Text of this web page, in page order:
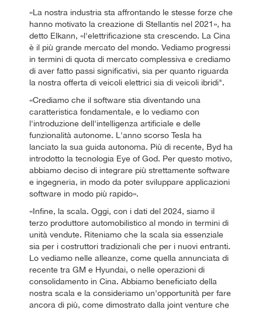
«La nostra industria sta affrontando le stesse forze che
hanno motivato la creazione di Stellantis nel 2021», ha
detto Elkann, «l'elettrificazione sta crescendo. La Cina
è il più grande mercato del mondo. Vediamo progressi
in termini di quota di mercato complessiva e crediamo
di aver fatto passi significativi, sia per quanto riguarda
la nostra offerta di veicoli elettrici sia di veicoli ibridi".
«Crediamo che il software stia diventando una
caratteristica fondamentale, e lo vediamo con
l'introduzione dell'intelligenza artificiale e delle
funzionalità autonome. L'anno scorso Tesla ha
lanciato la sua guida autonoma. Più di recente, Byd ha
introdotto la tecnologia Eye of God. Per questo motivo,
abbiamo deciso di integrare più strettamente software
e ingegneria, in modo da poter sviluppare applicazioni
software in modo più rapido».
«Infine, la scala. Oggi, con i dati del 2024, siamo il
terzo produttore automobilistico al mondo in termini di
unità vendute. Riteniamo che la scala sia essenziale
sia per i costruttori tradizionali che per i nuovi entranti.
Lo vediamo nelle alleanze, come quella annunciata di
recente tra GM e Hyundai, o nelle operazioni di
consolidamento in Cina. Abbiamo beneficiato della
nostra scala e la consideriamo un'opportunità per fare
ancora di più, come dimostrato dalla joint venture che